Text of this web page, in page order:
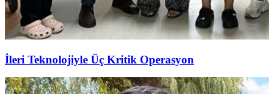
İleri Teknolojiyle Üç Kritik Operasyon